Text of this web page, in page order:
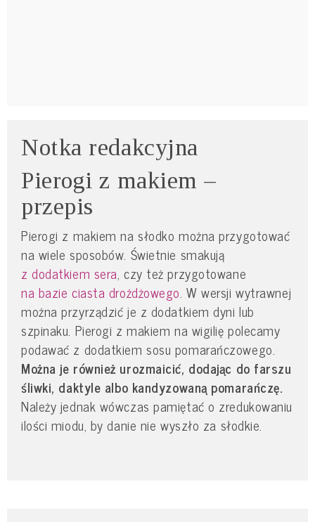
Notka redakcyjna
Pierogi z makiem –
przepis
Pierogi z makiem na słodko można przygotować
na wiele sposobów. Świetnie smakują
z dodatkiem sera, czy też przygotowane
na bazie ciasta drożdżowego. W wersji wytrawnej
można przyrządzić je z dodatkiem dyni lub
szpinaku. Pierogi z makiem na wigilię polecamy
podawać z dodatkiem sosu pomarańczowego.
Można je również urozmaicić, dodając do farszu
śliwki, daktyle albo kandyzowaną pomarańczę.
Należy jednak wówczas pamiętać o zredukowaniu
ilości miodu, by danie nie wyszło za słodkie.